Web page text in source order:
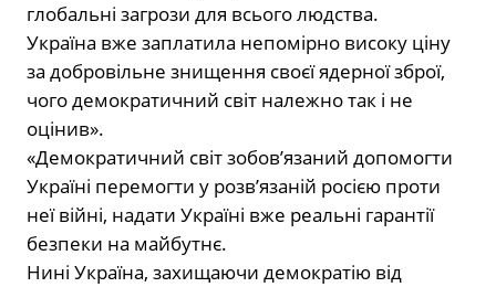
глобальні загрози для всього людства.
Україна вже заплатила непомірно високу ціну
за добровільне знищення своєї ядерної зброї,
чого демократичний світ належно так і не
оцінив».
«Демократичний світ зобов’язаний допомогти
Україні перемогти у розв’язаній росією проти
неї війні, надати Україні вже реальні гарантії
безпеки на майбутнє.
Нині Україна, захищаючи демократію від